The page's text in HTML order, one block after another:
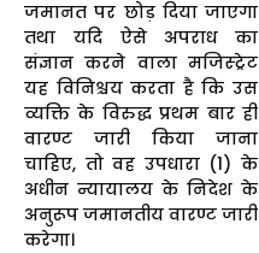
जमानत पर छोड़ दिया जाएगा
तथा यदि ऐसे अपराध का
संज्ञान करने वाला मजिस्ट्रेट
यह विनिश्चय करता है कि उस
व्यक्ति के विरुद्ध प्रथम बार ही
वारण्ट जारी किया जाना
चाहिए, तो वह उपधारा (1) के
अधीन न्यायालय के निदेश के
अनुरूप जमानतीय वारण्ट जारी
करेगा।